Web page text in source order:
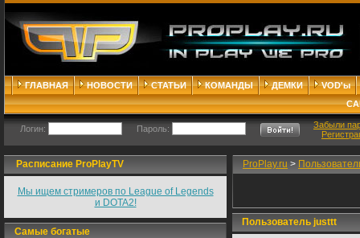
ГЛАВНАЯ НОВОСТИ СТАТЬИ КОМАНДЫ ДЕМКИ
VOD'ы
Логин: Пароль:
Забыли
Расписание ProPlayTV
Мы ищем стримеров по League of Legends
и DOTA2!
Самые богатые
ProPlay.ru >
Пользователь justtt